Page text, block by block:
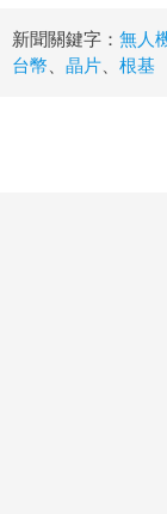
新聞關鍵字： 無人
台幣
晶片 根基